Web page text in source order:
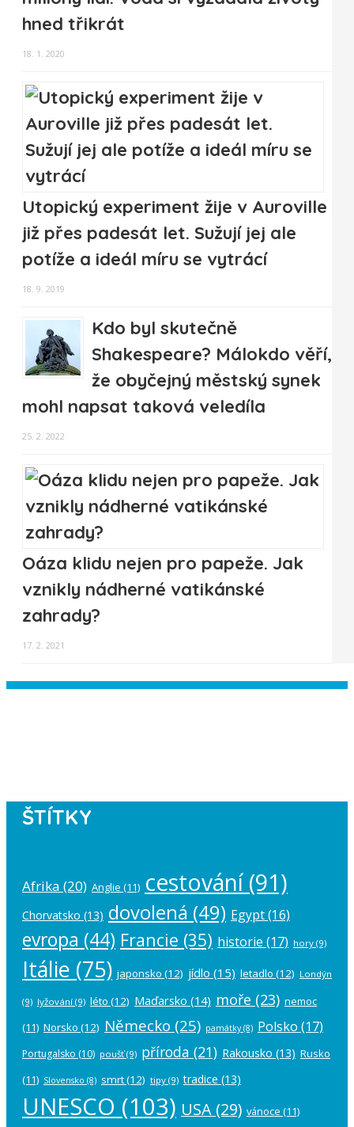
hned třikrát
18. 1. 2020
Utopický experiment žije v Auroville
již přes padesát let. Sužují jej ale
potíže a ideál míru se vytrácí
18. 9. 2019
Kdo byl skutečně
Shakespeare? Málokdo věří,
že obyčejný městský synek
mohl napsat taková veledíla
25. 2. 2022
Oáza klidu nejen pro papeže. Jak
vznikly nádherné vatikánské
zahrady?
17. 2. 2021
ŠTÍTKY
Afrika (20) Anglie (11) cestování(91)
Chorvatsko (13) dovolená (49) Egypt(16)
evropa (44) Francie (35) historie (17) hory (9)
Itálie (75) japonsko (12) jídlo (15) letadlo (12) Londýn
(9) lyžování (9) léto (12) Maďarsko (14) moře (23) nemoc
(11) Norsko (12) Německo (25) památky(8) Polsko (17)
Portugalsko (10) poušť(9) příroda (21) Rakousko (13) Rusko
(11) Slovensko (8) smrt(12) tipy (9) tradice (13)
UNESCO (103) USA (29) vánoce (11)